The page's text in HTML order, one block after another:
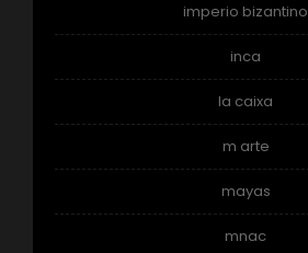
imperio bizantino
inca
la caixa
m arte
mayas
mnac